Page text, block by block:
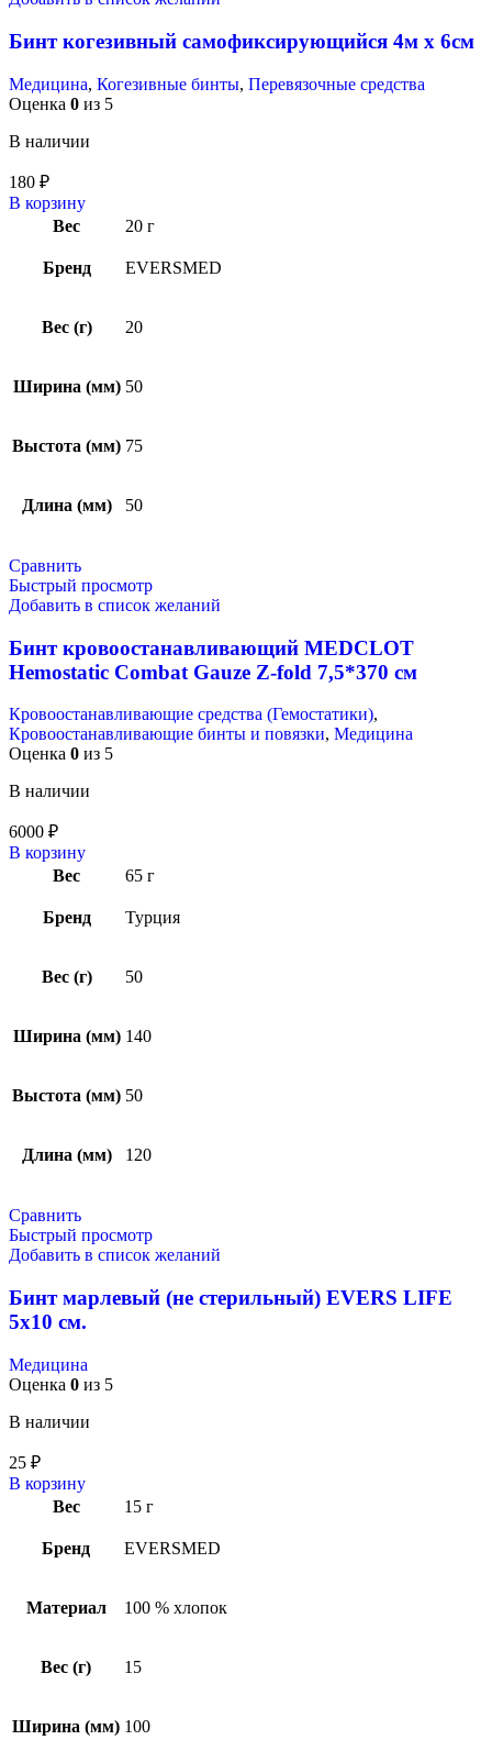
Бинт когезивный самофиксирующийся 4м х 6см
Медицина, Когезивные бинты, Перевязочные средства
Оценка 0 из 5
В наличии
180 ₽
В корзину
Вес
20 г
Бренд EVERSMED
Вес (г) 20
Ширина (мм) 50
Выстота (мм) 75
Длина (мм) 50
Сравнить
Быстрый просмотр
Добавить в список желаний
Бинт кровоостанавливающий MEDCLOT
Hemostatic Combat Gauze Z-fold 7,5*370 см
Кровоостанавливающие средства (Гемостатики),
Кровоостанавливающие бинты и повязки, Медицина
Оценка 0 из 5
В наличии
6000 ₽
В корзину
Вес
65 г
Бренд Турция
Вес (г) 50
Ширина (мм) 140
Выстота (мм) 50
Длина (мм) 120
Сравнить
Быстрый просмотр
Добавить в список желаний
Бинт марлевый (не стерильный) EVERS LIFE
5х10 см.
Медицина
Оценка 0 из 5
В наличии
25 ₽
В корзину
Вес
15 г
Бренд EVERSMED
Материал 100 % хлопок
Вес (г) 15
Ширина (мм) 100